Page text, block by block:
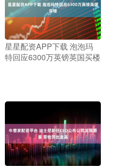
​星星配资APP下载 泡泡玛
特回应6300万英镑英国买楼